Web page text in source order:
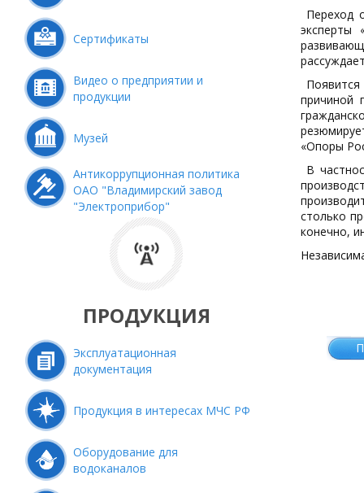
Сертификаты
Видео о предприятии и
продукции
Музей
Антикоррупционная политика
ОАО "Владимирский завод
"Электроприбор"
ПРОДУКЦИЯ
Эксплуатационная
документация
Продукция в интересах МЧС РФ
Оборудование для
водоканалов
Переход
эксперты
причиной
«Опоры
В
столько
конечно,